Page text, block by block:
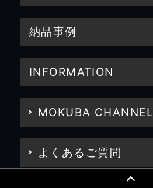
納品事例
INFORMATION
MOKUBA CHANNEL
よくあるご質問